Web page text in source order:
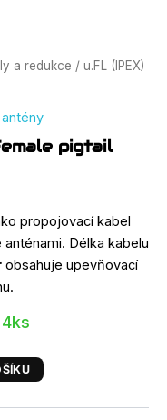
a redukce / u.FL (IPEX)
pigtail
propojovací kabel
anténami. Délka kabelu
obsahuje upevňovací